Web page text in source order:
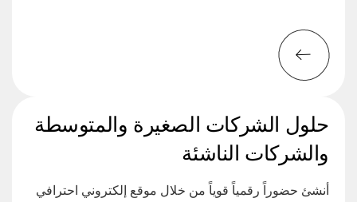
حلول الشركات الصغيرة والمتوسطة
والشركات الناشئة
أنشئ حضوراً رقمياً قوياً من خلال موقع إلكتروني احترافي